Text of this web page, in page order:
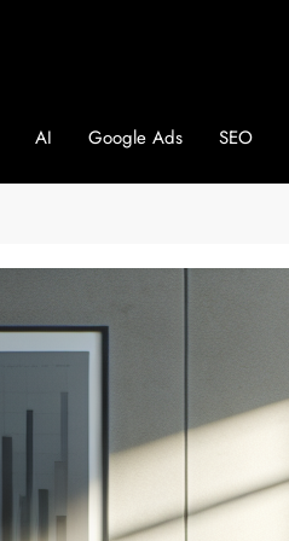
AI Google Ads SEO